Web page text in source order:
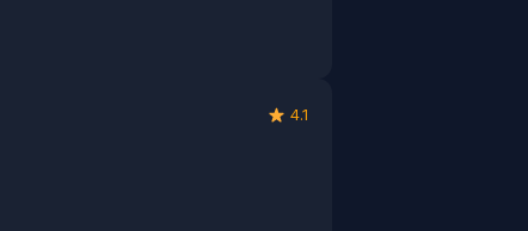
4.1